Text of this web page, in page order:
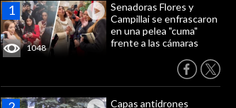
1048
Senadoras Flores y
Campillai se enfrascaron
en una pelea "cuma"
frente a las cámaras
Capas antidrones